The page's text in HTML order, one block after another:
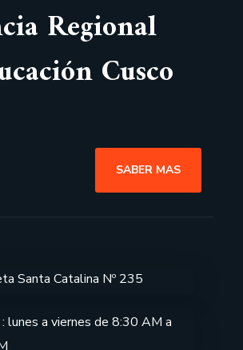
Regional
Cusco
SABER MAS
Santa Catalina Nº 235
lunes a viernes de 8:30 AM a